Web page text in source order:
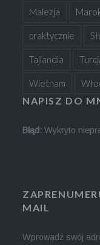
Malezja
praktycznie
Tajlandia
Wietnam
NAPISZ DO
Błąd: Wykryto
MAIL
Wprowadź swój